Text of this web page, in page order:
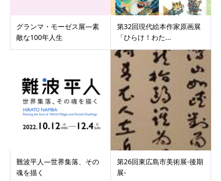
グランマ・モーゼス展―素
敵な100年人生
第32回現代絵本作家原画展
「ひらけ！わた...
難波平人―世界集落、その
魂を描く
第26回東広島市美術展-後期
展-